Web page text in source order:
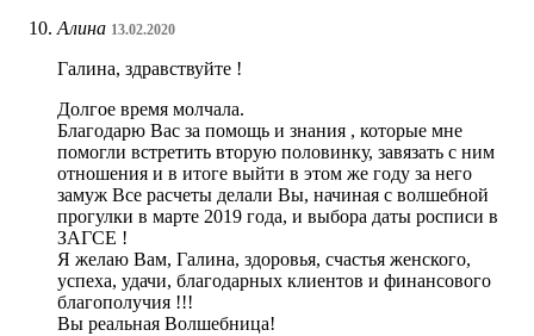
Алина 13.02.2020
Галина, здравствуйте !
Долгое время молчала.
Благодарю Вас за помощь и знания , которые мне
помогли встретить вторую половинку, завязать с ним
отношения и в итоге выйти в этом же году за него
замуж Все расчеты делали Вы, начиная с волшебной
прогулки в марте 2019 года, и выбора даты росписи в
ЗАГСЕ !
Я желаю Вам, Галина, здоровья, счастья женского,
успеха, удачи, благодарных клиентов и финансового
благополучия !!!
Вы реальная Волшебница!